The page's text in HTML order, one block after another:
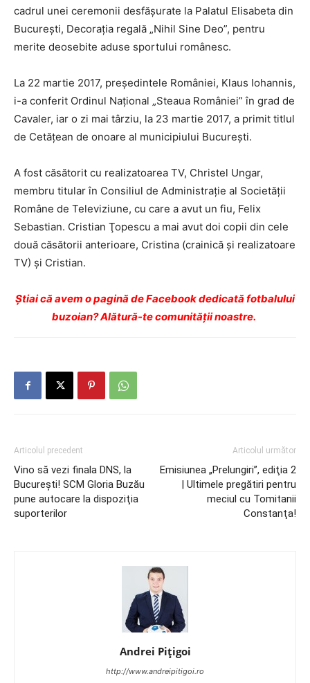
cadrul unei ceremonii desfăşurate la Palatul Elisabeta din
Bucureşti, Decoraţia regală „Nihil Sine Deo”, pentru
merite deosebite aduse sportului românesc.
La 22 martie 2017, preşedintele României, Klaus Iohannis,
i-a conferit Ordinul Naţional „Steaua României” în grad de
Cavaler, iar o zi mai târziu, la 23 martie 2017, a primit titlul
de Cetăţean de onoare al municipiului Bucureşti.
A fost căsătorit cu realizatoarea TV, Christel Ungar,
membru titular în Consiliul de Administraţie al Societăţii
Române de Televiziune, cu care a avut un fiu, Felix
Sebastian. Cristian Ţopescu a mai avut doi copii din cele
două căsătorii anterioare, Cristina (crainică şi realizatoare
TV) şi Cristian.
Ştiai că avem o pagină de Facebook dedicată fotbalului
buzoian? Alătură-te comunității noastre.
Articolul precedent
Vino să vezi finala DNS, la
Bucureşti! SCM Gloria Buzău
pune autocare la dispoziţia
suporterilor
Articolul următor
Emisiunea „Prelungiri”, ediţia 2
| Ultimele pregătiri pentru
meciul cu Tomitanii
Constanţa!
Andrei Pițigoi
http://www.andreipitigoi.ro